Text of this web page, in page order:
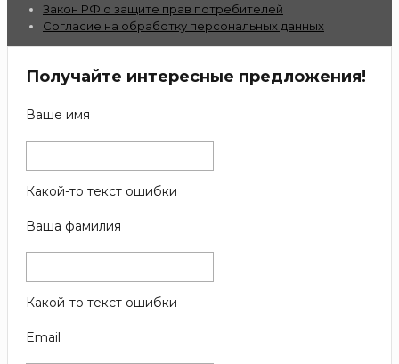
Закон РФ о защите прав потребителей
Согласие на обработку персональных данных
Получайте интересные предложения!
Ваше имя
Какой-то текст ошибки
Ваша фамилия
Какой-то текст ошибки
Email